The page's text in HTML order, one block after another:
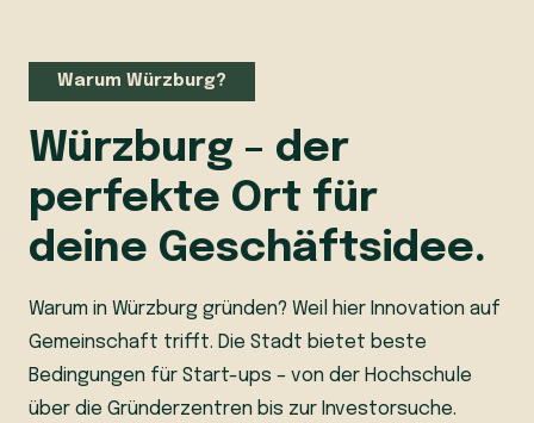
Warum Würzburg?
Würzburg – der
perfekte Ort für
deine Geschäftsidee.
Warum in Würzburg gründen? Weil hier Innovation auf
Gemeinschaft trifft. Die Stadt bietet beste
Bedingungen für Start-ups – von der Hochschule
über die Gründerzentren bis zur Investorsuche.